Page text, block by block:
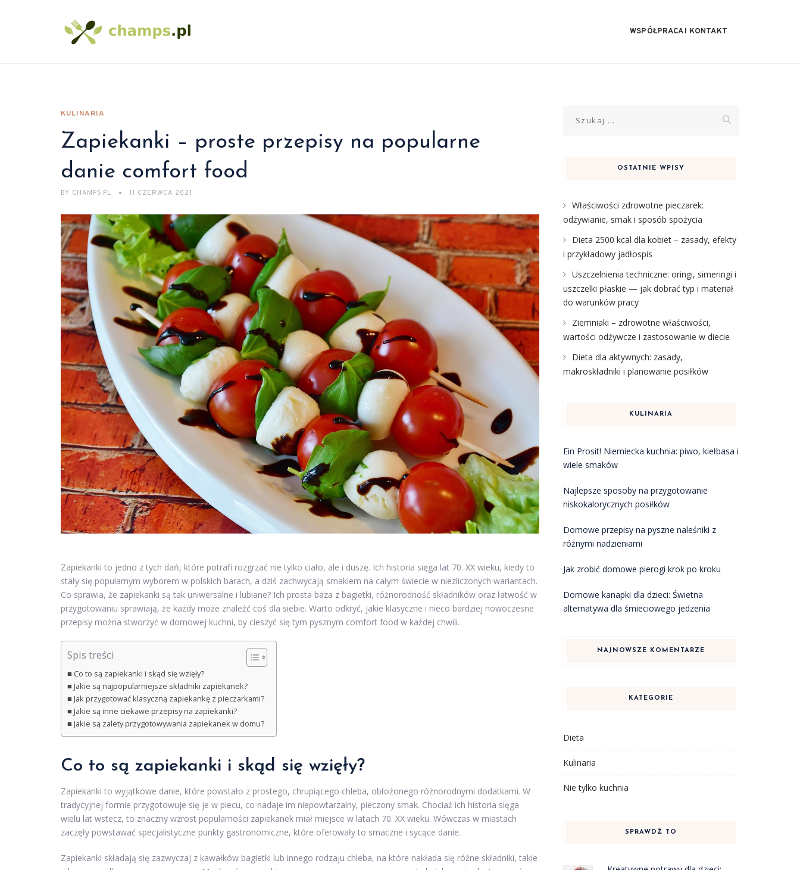
WSPÓŁPRACA I KONTAKT
KULINARIA
Zapiekanki – proste przepisy na popularne
danie comfort food
BY CHAMPS.PL 11 CZERWCA 2021
Zapiekanki to jedno z tych dań, które potrafi rozgrzać nie tylko ciało, ale i duszę. Ich historia sięga lat 70. XX wieku, kiedy to
stały się popularnym wyborem w polskich barach, a dziś zachwycają smakiem na całym świecie w niezliczonych wariantach.
Co sprawia, że zapiekanki są tak uniwersalne i lubiane? Ich prosta baza z bagietki, różnorodność składników oraz łatwość w
przygotowaniu sprawiają, że każdy może znaleźć coś dla siebie. Warto odkryć, jakie klasyczne i nieco bardziej nowoczesne
przepisy można stworzyć w domowej kuchni, by cieszyć się tym pysznym comfort food w każdej chwili.
Spis treści
Co to są zapiekanki i skąd się wzięły?
Jakie są najpopularniejsze składniki zapiekanek?
Jak przygotować klasyczną zapiekankę z pieczarkami?
Jakie są inne ciekawe przepisy na zapiekanki?
Jakie są zalety przygotowywania zapiekanek w domu?
Co to są zapiekanki i skąd się wzięły?
Zapiekanki to wyjątkowe danie, które powstało z prostego, chrupiącego chleba, obłożonego różnorodnymi dodatkami. W
tradycyjnej formie przygotowuje się je w piecu, co nadaje im niepowtarzalny, pieczony smak. Chociaż ich historia sięga
wielu lat wstecz, to znaczny wzrost popularności zapiekanek miał miejsce w latach 70. XX wieku. Wówczas w miastach
zaczęły powstawać specjalistyczne punkty gastronomiczne, które oferowały to smaczne i sycące danie.
Zapiekanki składają się zazwyczaj z kawałków bagietki lub innego rodzaju chleba, na które nakłada się różne składniki, takie
OSTATNIE WPISY
Właściwości zdrowotne pieczarek:
odżywianie, smak i sposób spożycia
Dieta 2500 kcal dla kobiet – zasady, efekty
i przykładowy jadłospis
Uszczelnienia techniczne: oringi, simeringi i
uszczelki płaskie — jak dobrać typ i materiał
do warunków pracy
Ziemniaki – zdrowotne właściwości,
wartości odżywcze i zastosowanie w diecie
Dieta dla aktywnych: zasady,
makroskładniki i planowanie posiłków
KULINARIA
Ein Prosit! Niemiecka kuchnia: piwo, kiełbasa i
wiele smaków
Najlepsze sposoby na przygotowanie
niskokalorycznych posiłków
Domowe przepisy na pyszne naleśniki z
różnymi nadzieniami
Jak zrobić domowe pierogi krok po kroku
Domowe kanapki dla dzieci: Świetna
alternatywa dla śmieciowego jedzenia
NAJNOWSZE KOMENTARZE
KATEGORIE
Dieta
Kulinaria
Nie tylko kuchnia
SPRAWDŹ TO